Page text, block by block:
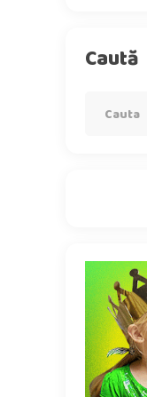
Caută
for: